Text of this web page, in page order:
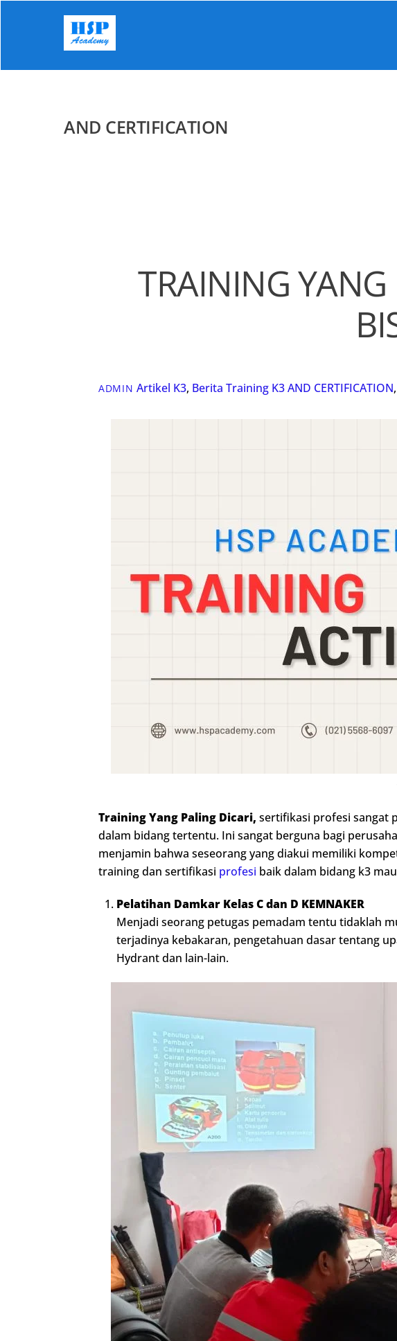
AND CERTIFICATION
TRAINING
ADMIN Artikel K3, Berita Training K3AND CERTIFICATION,
Training Yang Paling Dicari, sertifikasi profesi sangat
dalam bidang tertentu. Ini sangat berguna bagi
menjamin bahwa seseorang yang diakui memiliki
training dan sertifikasi profesi baik dalam bidang k3
Pelatihan Damkar Kelas C dan D KEMNAKER
Menjadi seorang petugas pemadam tentu tidaklah
terjadinya kebakaran, pengetahuan dasar tentang
Hydrant dan lain-lain.